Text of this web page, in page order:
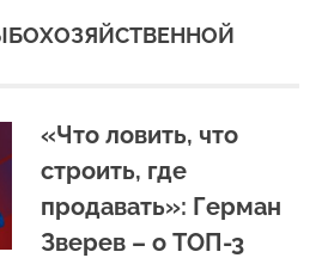
«Что ловить, что
строить, где
продавать»: Герман
Зверев – о ТОП-3